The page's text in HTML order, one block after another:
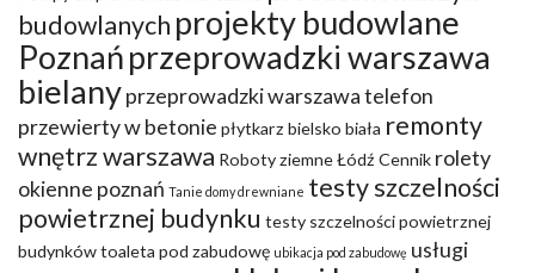
budowlanych projekty budowlane
Poznańprzeprowadzki warszawa
bielanyprzeprowadzki warszawa telefon
przewierty w betonie płytkarz bielsko biała remonty
wnętrz warszawa Roboty ziemne Łódź Cennik rolety
okienne poznań Tanie domy drewniane testy szczelności
powietrznej budynku testy szczelności powietrznej
budynkówtoaleta pod zabudowę ubikacja pod zabudowę usługi